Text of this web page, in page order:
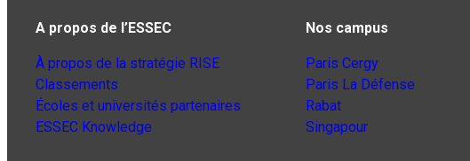
A propos de l’ESSEC
À propos de la stratégie RISE
Classements
Écoles et universités partenaires
ESSEC Knowledge
Nos campus
Paris Cergy
Paris La Défense
Rabat
Singapour